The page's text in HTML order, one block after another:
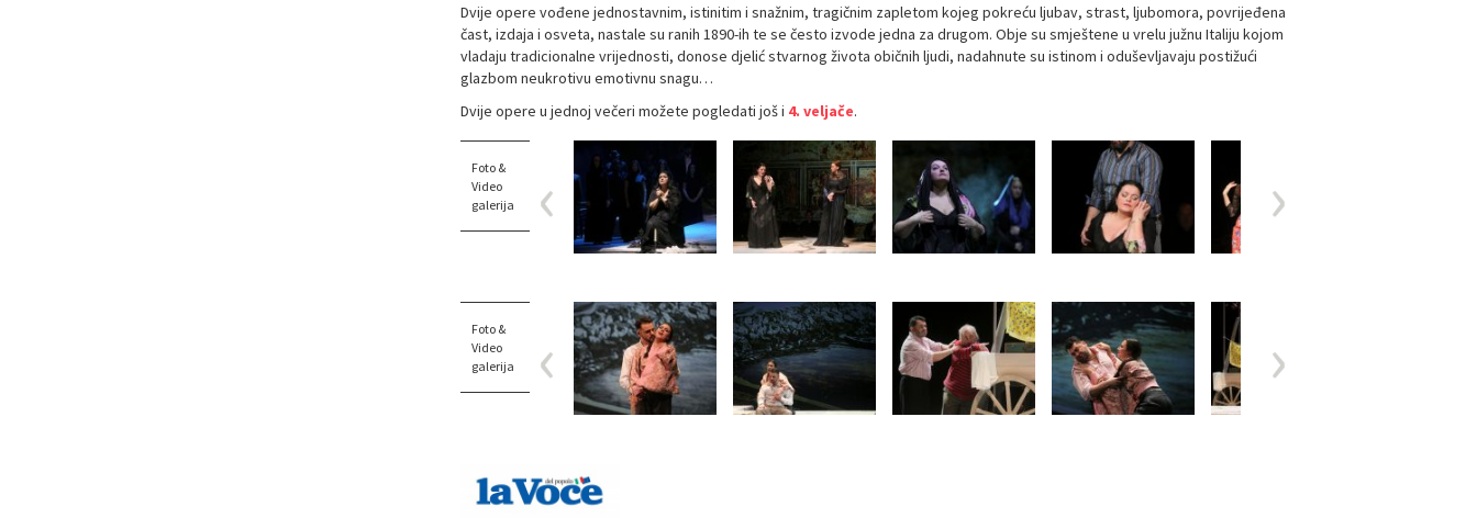
Dvije opere vođene jednostavnim, istinitim i snažnim, tragičnim zapletom kojeg pokreću ljubav, strast, ljubomora, povrijeđena
čast, izdaja i osveta, nastale su ranih 1890-ih te se često izvode jedna za drugom. Obje su smještene u vrelu južnu Italiju kojom
vladaju tradicionalne vrijednosti, donose djelić stvarnog života običnih ljudi, nadahnute su istinom i oduševljavaju postižući
glazbom neukrotivu emotivnu snagu…
Dvije opere u jednoj večeri možete pogledati još i 4. veljače.
Foto &
Video
galerija
Foto &
Video
galerija